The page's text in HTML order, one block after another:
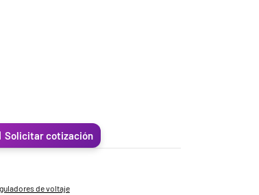
Solicitar cotización
de voltaje